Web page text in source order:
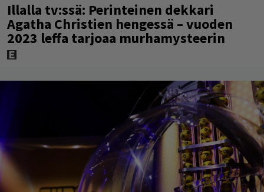
Illalla tv:ssä: Perinteinen dekkari
Agatha Christien hengessä – vuoden
2023 leffa tarjoaa murhamysteerin